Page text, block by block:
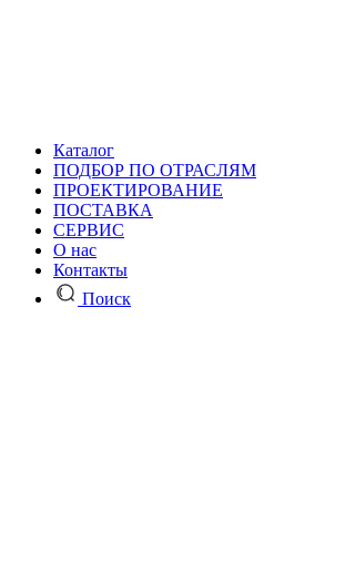
Каталог
ПОДБОР ПО ОТРАСЛЯМ
ПРОЕКТИРОВАНИЕ
ПОСТАВКА
СЕРВИС
О нас
Контакты
Поиск